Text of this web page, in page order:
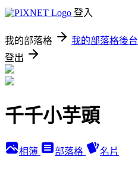
登入
我的部落格 我的部落格後台
登出
千千小芋頭
相簿 部落格 名片